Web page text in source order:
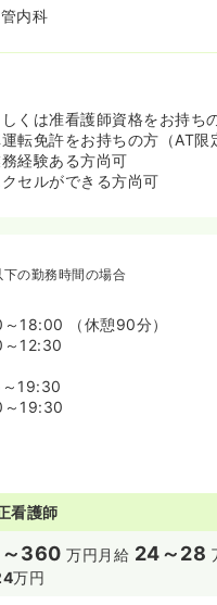
内科
くは准看護師資格をお持ち
転免許をお持ちの方（AT限
経験ある方尚可
セルができる方尚可
の勤務時間の場合
18:00 （休憩90分）
12:30
19:30
19:30
看護師
360 万円 月給 24～28
万円